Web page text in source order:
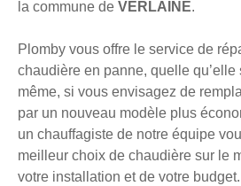
la commune de VERLAINE.
Plomby vous offre le service de
chaudière en panne, quelle qu’elle
même, si vous envisagez de
par un nouveau modèle plus
un chauffagiste de notre équipe
meilleur choix de chaudière sur le
votre installation et de votre budget.